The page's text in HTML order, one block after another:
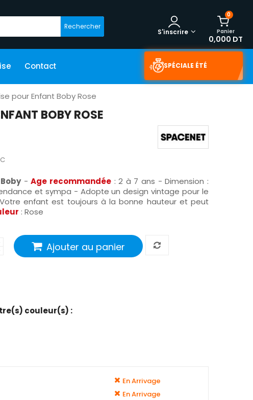
Rechercher
0
Panier
0,000 DT
S'inscrire
Contact SPÉCIALE ÉTÉ
pour Enfant Boby Rose
BOBY ROSE
-Age recommandée : 2 à 7 ans - Dimension :
et sympa - Adopte un design vintage pour le
enfant est toujours à la bonne hauteur et peut
: Rose
Ajouter au panier
couleur(s) :
En Arrivage
En Arrivage